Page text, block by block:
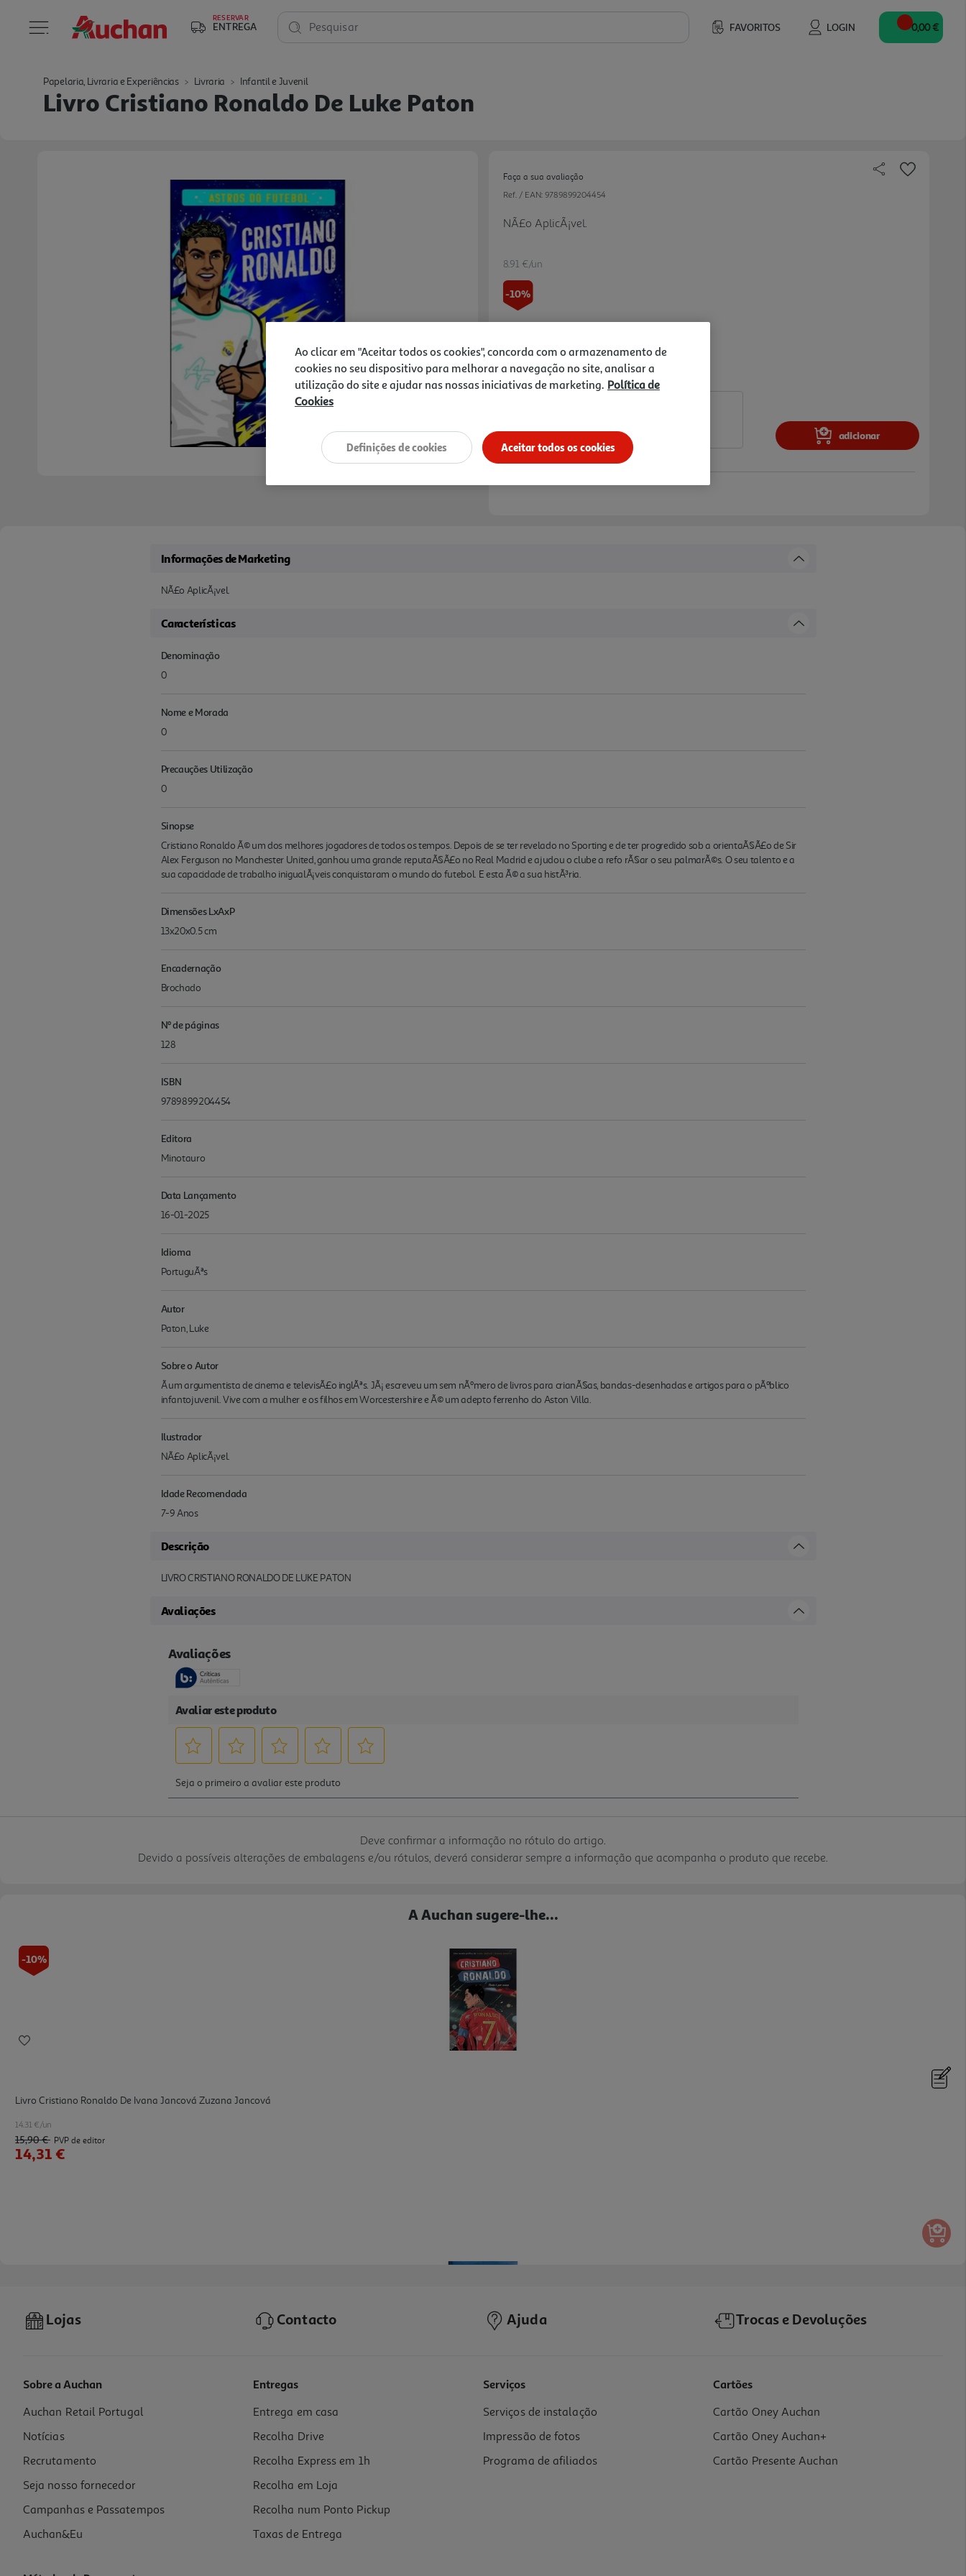
RESERVAR
ENTREGA FAVORITOS LOGIN
Pesquisar 0,00 €
Papelaria, Livraria e Experiências Livraria Infantil e Juvenil
Livro Cristiano Ronaldo De Luke Paton
Faça a sua avaliação
Ref. / EAN: 9789899204454
NÃ£o AplicÃ¡vel.
8.91 €/un
-10%
8,91 €
Notas de preparação
adicionar
Informações de Marketing
NÃ£o AplicÃ¡vel.
Características
Denominação
0
Nome e Morada
0
Precauções Utilização
0
Sinopse
Cristiano Ronaldo Ã© um dos melhores jogadores de todos os tempos. Depois de se ter revelado no Sporting e de ter progredido sob a orientaÃ§Ã£o de Sir
Alex Ferguson no Manchester United, ganhou uma grande reputaÃ§Ã£o no Real Madrid e ajudou o clube a refo rÃ§ar o seu palmarÃ©s. O seu talento e a
sua capacidade de trabalho inigualÃ¡veis conquistaram o mundo do futebol. E esta Ã© a sua histÃ³ria.
Dimensões LxAxP
13x20x0.5 cm
Encadernação
Brochado
Nº de páginas
128
ISBN
9789899204454
Editora
Minotauro
Data Lançamento
16-01-2025
Idioma
PortuguÃªs
Autor
Paton, Luke
Sobre o Autor
Ã um argumentista de cinema e televisÃ£o inglÃªs. JÃ¡ escreveu um sem nÃºmero de livros para crianÃ§as, bandas-desenhadas e artigos para o pÃºblico
infantojuvenil. Vive com a mulher e os filhos em Worcestershire e Ã© um adepto ferrenho do Aston Villa.
Ilustrador
NÃ£o AplicÃ¡vel.
Idade Recomendada
7-9 Anos
Descrição
LIVRO CRISTIANO RONALDO DE LUKE PATON
Avaliações
Deve confirmar a informação no rótulo do artigo.
Devido a possíveis alterações de embalagens e/ou rótulos, deverá considerar sempre a informação que acompanha o produto que recebe.
A Auchan sugere-lhe...
-10%
Livro Cristiano Ronaldo De Ivana Jancová Zuzana Jancová
14.31 €/un
15,90 € PVP de editor
14,31 €
Livro O Diário De Um Banana 2 - Jeff Kinney
10.19 €/un
10,19 €
Lojas Contacto Ajuda Trocas e Devoluções
Sobre a Auchan
Auchan Retail Portugal
Notícias
Recrutamento
Seja nosso fornecedor
Campanhas e Passatempos
Auchan&Eu
Entregas
Entrega em casa
Recolha Drive
Recolha Express em 1h
Recolha em Loja
Recolha num Ponto Pickup
Taxas de Entrega
Serviços
Serviços de instalação
Impressão de fotos
Programa de afiliados
Cartões
Cartão Oney Auchan
Cartão Oney Auchan+
Cartão Presente Auchan
Ao clicar em "Aceitar todos os cookies", concorda com o armazenamento de
cookies no seu dispositivo para melhorar a navegação no site, analisar a
utilização do site e ajudar nas nossas iniciativas de marketing. Política de
Cookies
Aceitar todos os cookies
Definições de cookies